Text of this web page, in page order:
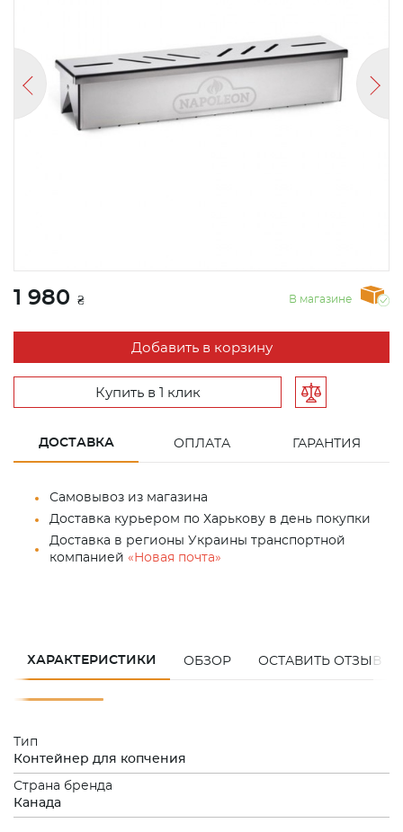
1 980 ₴ В магазине
Добавить в корзину
Купить в 1 клик
ДОСТАВКА ОПЛАТА ГАРАНТИЯ
Самовывоз из магазина
Доставка курьером по Харькову в день покупки
Доставка в регионы Украины транспортной
компанией «Новая почта»
ХАРАКТЕРИСТИКИ ОБЗОР ОСТАВИТЬ ОТЗЫВ
Тип
Контейнер для копчения
Страна бренда
Канада